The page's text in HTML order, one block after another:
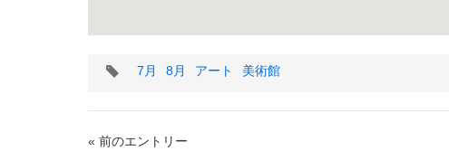
タ
7月 8月 アート 美術館
« 前のエントリー